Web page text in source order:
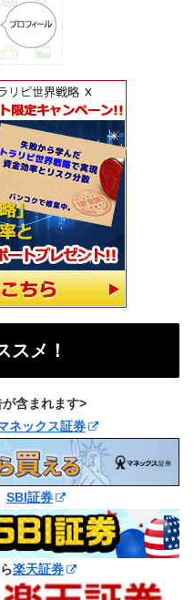
スメ！
含まれます>
ネックス証券
SBI証券
楽天証券